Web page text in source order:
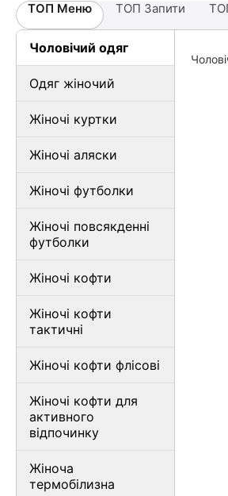
ТОП Меню ТОП Запити
Чоловічий одяг
Одяг жіночий
Жіночі куртки
Жіночі аляски
Жіночі футболки
Жіночі повсякденні
футболки
Жіночі кофти
Жіночі кофти
тактичні
Жіночі кофти флісові
Жіночі кофти для
активного
відпочинку
Жіноча
термобілизна